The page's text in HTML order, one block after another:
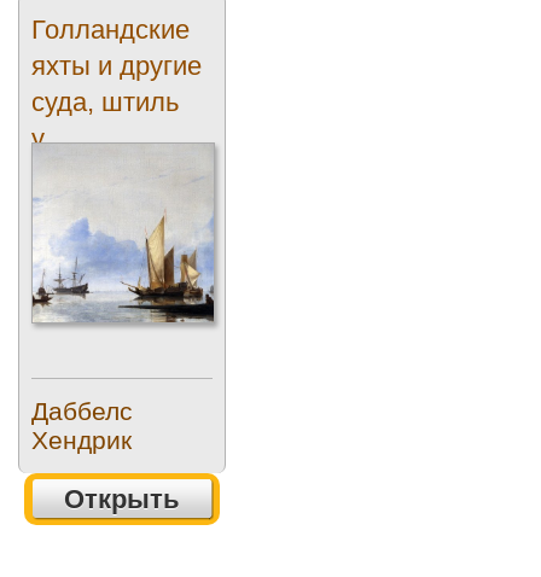
Голландские
яхты и другие
суда, штиль
у...
Даббелс
Хендрик
Открыть